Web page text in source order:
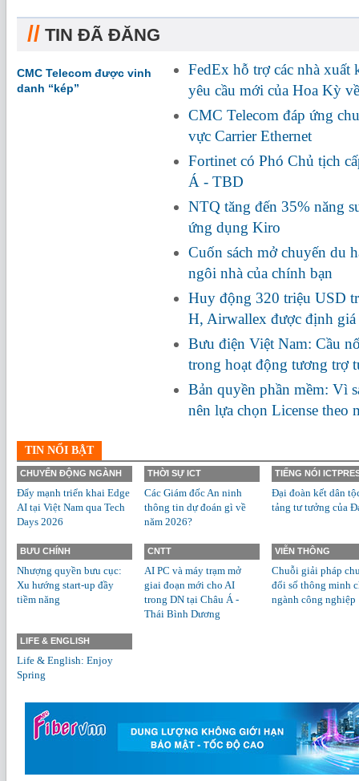
// TIN ĐÃ ĐĂNG
CMC Telecom được vinh
danh “kép”
FedEx hỗ trợ các nhà xuất
yêu cầu mới của Hoa Kỳ
CMC Telecom đáp ứng
vực Carrier Ethernet
Fortinet có Phó Chủ tịch
Á - TBD
NTQ tăng đến 35% năng
ứng dụng Kiro
Cuốn sách mở chuyến du
ngôi nhà của chính bạn
Huy động 320 triệu USD
H, Airwallex được định
Bưu điện Việt Nam: Cầu
trong hoạt động tương trợ
Bản quyền phần mềm: Vì
nên lựa chọn License theo
TIN NỔI BẬT
CHUYỂN ĐỘNG NGÀNH
Đẩy mạnh triển khai Edge
AI tại Việt Nam qua Tech
Days 2026
THỜI SỰ ICT
Các Giám đốc An ninh
thông tin dự đoán gì về
năm 2026?
TIẾNG NÓI
Đại đoàn kết dân
tảng tư tưởng của
BƯU CHÍNH
Nhượng quyền bưu cục:
Xu hướng start-up đầy
tiềm năng
CNTT
AI PC và máy trạm mở
giai đoạn mới cho AI
trong DN tại Châu Á -
Thái Bình Dương
VIỄN THÔNG
Chuỗi giải pháp
đổi số thông minh
ngành công nghiệp
LIFE & ENGLISH
Life & English: Enjoy
Spring